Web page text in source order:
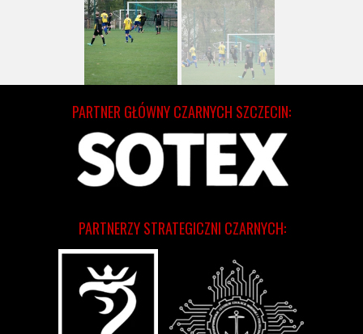
PARTNERZY STRATEGICZNI CZARNYCH:
PARTNER GŁÓWNY CZARNYCH SZCZECIN: